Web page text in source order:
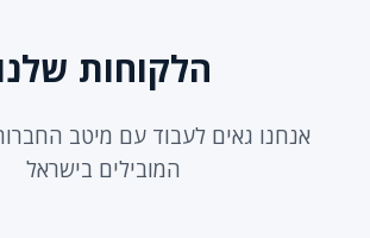
הלקוחות
אנחנו גאים לעבוד עם מיטב
המובילים בישראל